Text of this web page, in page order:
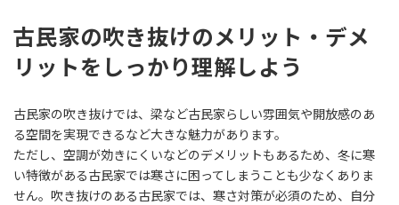
古民家の吹き抜けのメリット・デメ
リットをしっかり理解しよう
古民家の吹き抜けでは、梁など古民家らしい雰囲気や開放感のあ
る空間を実現できるなど大きな魅力があります。
ただし、空調が効きにくいなどのデメリットもあるため、冬に寒
い特徴がある古民家では寒さに困ってしまうことも少なくありま
せん。吹き抜けのある古民家では、寒さ対策が必須のため、自分